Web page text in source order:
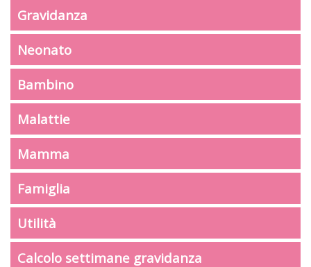
Gravidanza
Neonato
Bambino
Malattie
Mamma
Famiglia
Utilità
Calcolo settimane gravidanza